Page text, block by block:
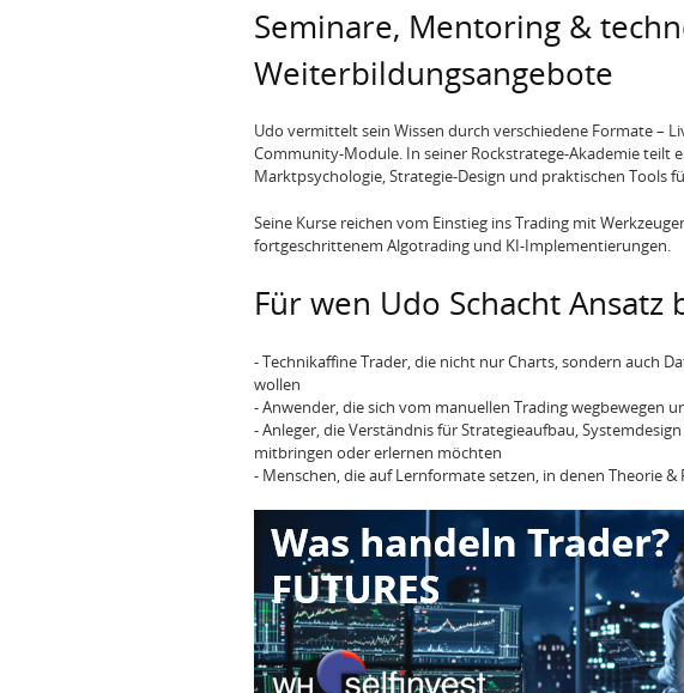
Seminare, Mentoring &
Weiterbildungsangebote
Udo vermittelt sein Wissen durch verschiedene Formate –
Community‑Module. In seiner Rockstratege‑Akademie teilt
Marktpsychologie, Strategie-Design und praktischen Tools
Seine Kurse reichen vom Einstieg ins Trading mit
fortgeschrittenem Algotrading und KI-Implementierungen.
Für wen Udo Schacht
- Technikaffine Trader, die nicht nur Charts, sondern auch
wollen
- Anwender, die sich vom manuellen Trading wegbewegen
- Anleger, die Verständnis für Strategieaufbau,
mitbringen oder erlernen möchten
- Menschen, die auf Lernformate setzen, in denen Theorie &